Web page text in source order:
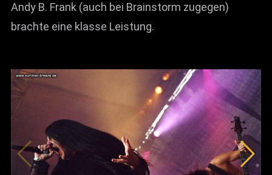
Andy B. Frank (auch bei Brainstorm zugegen)
brachte eine klasse Leistung.